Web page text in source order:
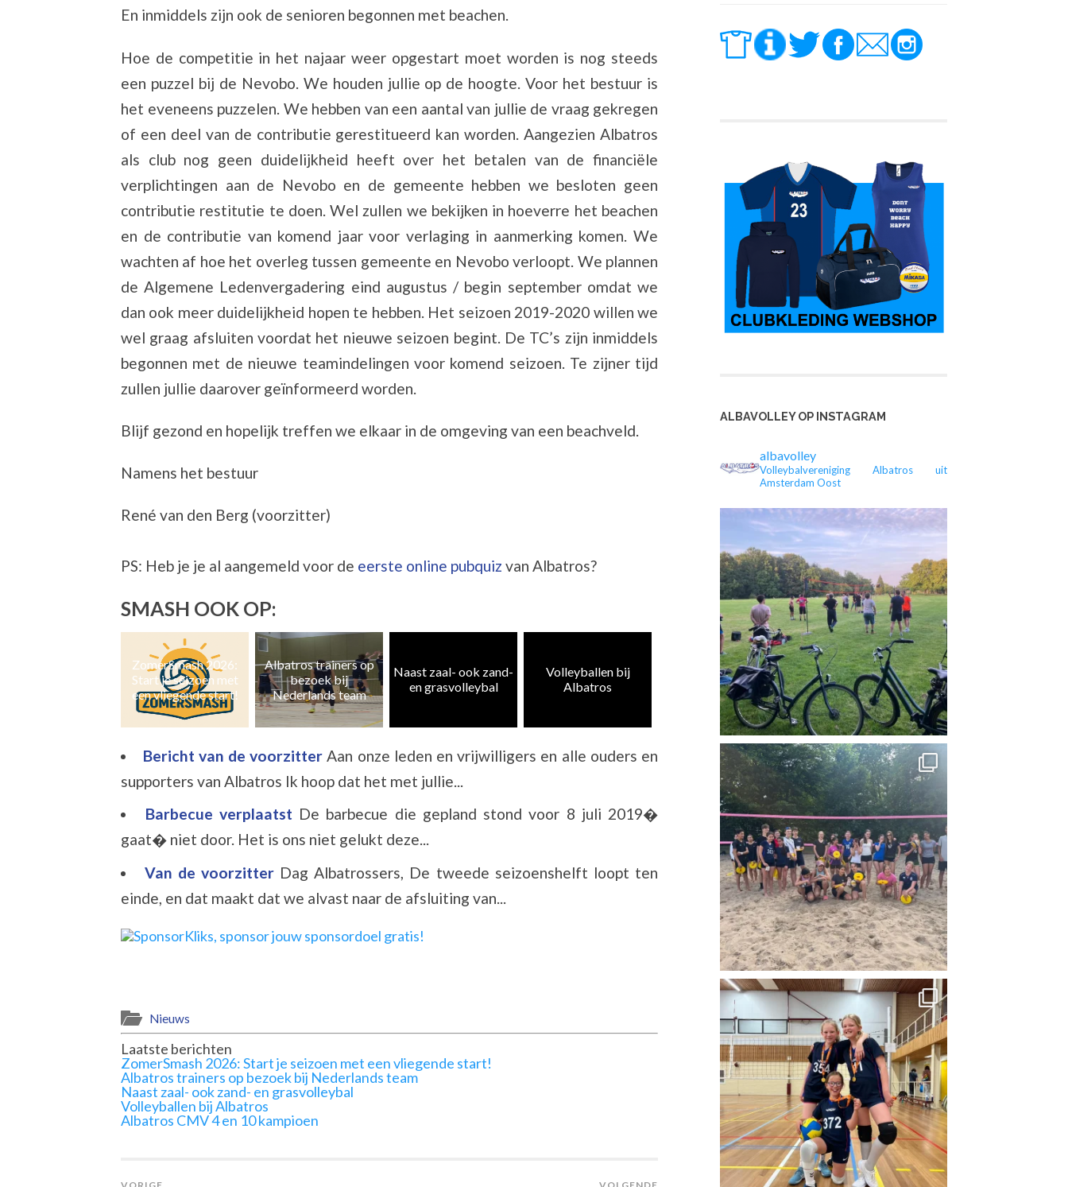
En inmiddels zijn ook de senioren begonnen met beachen.
Hoe de competitie in het najaar weer opgestart moet worden is nog steeds
een puzzel bij de Nevobo. We houden jullie op de hoogte. Voor het bestuur is
het eveneens puzzelen. We hebben van een aantal van jullie de vraag gekregen
of een deel van de contributie gerestitueerd kan worden. Aangezien Albatros
als club nog geen duidelijkheid heeft over het betalen van de financiële
verplichtingen aan de Nevobo en de gemeente hebben we besloten geen
contributie restitutie te doen. Wel zullen we bekijken in hoeverre het beachen
en de contributie van komend jaar voor verlaging in aanmerking komen. We
wachten af hoe het overleg tussen gemeente en Nevobo verloopt. We plannen
de Algemene Ledenvergadering eind augustus / begin september omdat we
dan ook meer duidelijkheid hopen te hebben. Het seizoen 2019-2020 willen we
wel graag afsluiten voordat het nieuwe seizoen begint. De TC’s zijn inmiddels
begonnen met de nieuwe teamindelingen voor komend seizoen. Te zijner tijd
zullen jullie daarover geïnformeerd worden.
Blijf gezond en hopelijk treffen we elkaar in de omgeving van een beachveld.
Namens het bestuur
René van den Berg (voorzitter)
PS: Heb je je al aangemeld voor de eerste online pubquiz van Albatros?
SMASH OOK OP:
Albatros trainers op
bezoek bij
Nederlands team
Naast zaal- ook zand-
en grasvolleybal
Volleyballen bij
Albatros
Albatros CMV 4 en
10 kampioen
Heren 5 kampioen en
weer terug in de 4e
klasse
Eveline stopt na 36
jaar met spelen
Heren 3 is kampioen,
maar nu in de tweede
Bericht van de voorzitterAan onze leden en vrijwilligers en alle ouders en
supporters van Albatros Ik hoop dat het met jullie...
Barbecue verplaatst De barbecue die gepland stond voor 8 juli 2019�
gaat� niet door. Het is ons niet gelukt deze...
Van de voorzitter Dag Albatrossers, De tweede seizoenshelft loopt ten
einde, en dat maakt dat we alvast naar de afsluiting van...
Nieuws
Laatste berichten
ZomerSmash 2026: Start je seizoen met een vliegende start!
Albatros trainers op bezoek bij Nederlands team
Naast zaal- ook zand- en grasvolleybal
Volleyballen bij Albatros
Albatros CMV 4 en 10 kampioen
ALBAVOLLEY OP INSTAGRAM
albavolley
Volleybalvereniging Albatros uit
Amsterdam Oost